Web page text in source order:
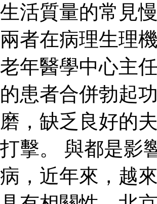
生活質量的常見
兩者在病理生理
老年醫學中心主
的患者合併勃起
磨，缺乏良好的
打擊。 與都是影
病，近年來，越